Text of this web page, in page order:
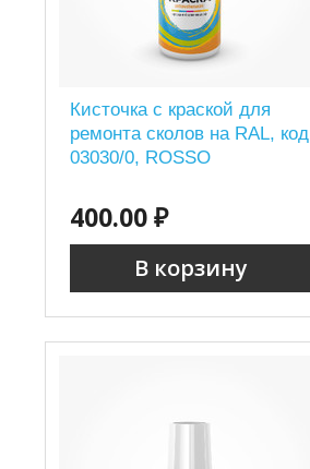
Кисточка с краской для
ремонта сколов на RAL, код
03030/0, ROSSO
400.00 ₽
В корзину